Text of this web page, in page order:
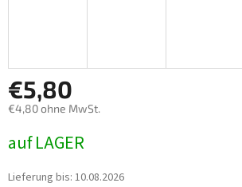
€5,80
€4,80 ohne MwSt.
auf LAGER
Lieferung bis: 10.08.2026